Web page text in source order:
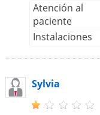
Atención al
paciente
Instalaciones
Sylvia